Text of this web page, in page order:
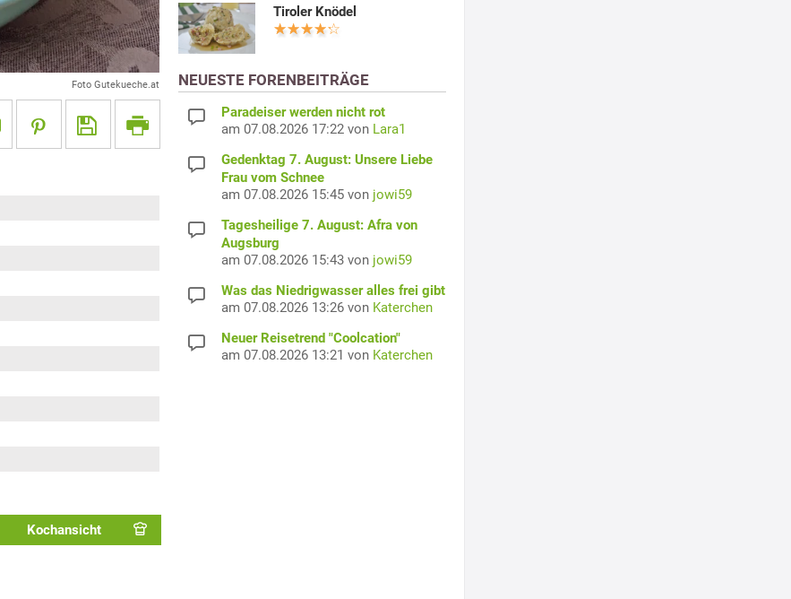
Foto Gutekueche.at
Kochansicht
Tiroler Knödel
NEUESTE FORENBEITRÄGE
Paradeiser werden nicht rot
am 07.08.2026 17:22 von Lara1
Gedenktag 7. August: Unsere Liebe
Frau vom Schnee
am 07.08.2026 15:45 von jowi59
Tagesheilige 7. August: Afra von
Augsburg
am 07.08.2026 15:43 von jowi59
Was das Niedrigwasser alles frei gibt
am 07.08.2026 13:26 von Katerchen
Neuer Reisetrend "Coolcation"
am 07.08.2026 13:21 von Katerchen